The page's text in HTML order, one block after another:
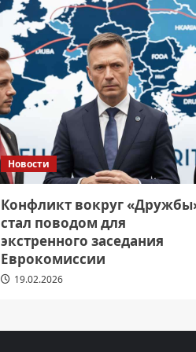
Новости
Конфликт вокруг
стал поводом для
экстренного заседания
Еврокомиссии
19.02.2026